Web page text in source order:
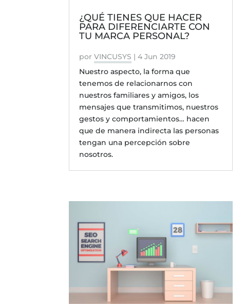
¿QUÉ TIENES QUE HACER
PARA DIFERENCIARTE CON
TU MARCA PERSONAL?
porVINCUSYS |4 Jun 2019
Nuestro aspecto, la forma que
tenemos de relacionarnos con
nuestros familiares y amigos, los
mensajes que transmitimos, nuestros
gestos y comportamientos… hacen
que de manera indirecta las personas
tengan una percepción sobre
nosotros.